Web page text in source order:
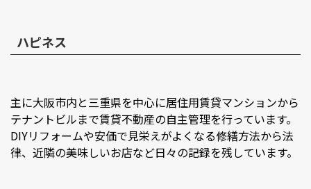
ハピネス
主に大阪市内と三重県を中心に居住用賃貸マンションから
テナントビルまで賃貸不動産の自主管理を行っています。
DIYリフォームや安価で見栄えがよくなる修繕方法から法
律、近隣の美味しいお店など日々の記録を残しています。